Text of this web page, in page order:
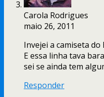
Carola Rodrigues
maio 26, 2011
Invejei a camiseta do
E essa linha tava
sei se ainda tem
Responder